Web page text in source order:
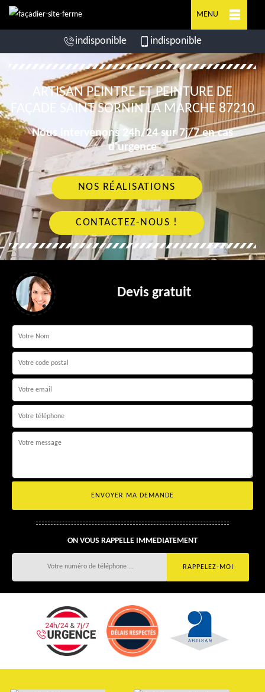
MENU
indisponible indisponible
ARTISAN PEINTRE ET PEINTURE DE
FAÇADE SAINT SORNIN LA MARCHE 87210
Nous intervenons 24h/24 sur 7j/7 en cas
d'urgence
NOS RÉALISATIONS
CONTACTEZ-NOUS !
Devis gratuit
ON VOUS RAPPELLE IMMEDIATEMENT